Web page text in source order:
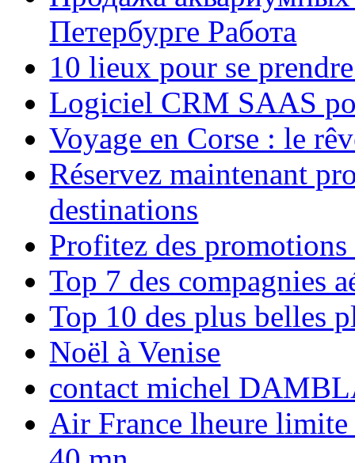
Петербурге Работа
10 lieux pour se
Logiciel CRM SAAS
Voyage en Corse : le
Réservez maintenant
destinations
Profitez des
Top 7 des compagnies
Top 10 des plus belles
Noël à Venise
contact michel
Air France lheure limite